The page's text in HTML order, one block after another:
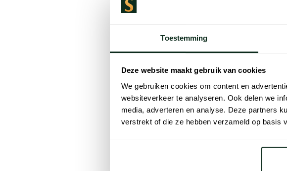
Toestemming
Deze website maakt gebruik van cookies
We gebruiken cookies om content en
websiteverkeer te analyseren. Ook delen we
media, adverteren en analyse. Deze partners
verstrekt of die ze hebben verzameld op basis
polo groen slim fit effen
€ 129,95 € 64,98 - 50%